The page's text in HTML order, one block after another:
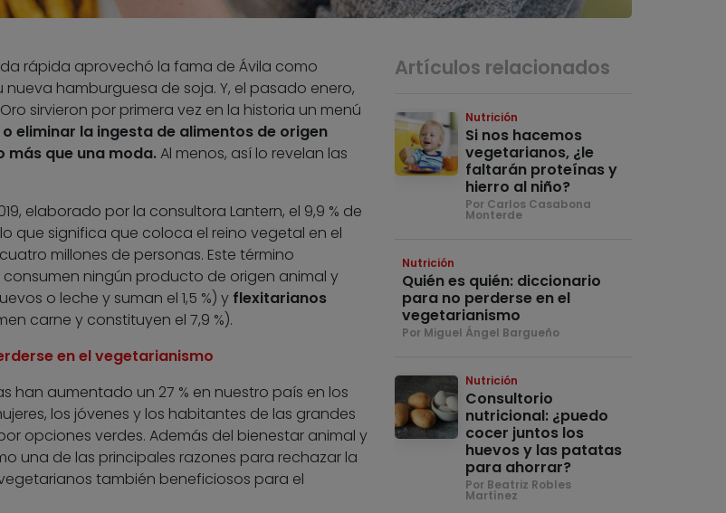
rápida aprovechó la fama de Ávila como
hamburguesa de soja. Y, el pasado enero,
sirvieron por primera vez en la historia un menú
eliminar la ingesta de alimentos de origen
más que una moda.Al menos, así lo revelan las
elaborado por la consultora Lantern, el 9,9 % de
que significa que coloca el reino vegetal en el
millones de personas. Este término
ningún producto de origen animal y
o leche y suman el 1,5 %) y flexitarianos
carne y constituyen el 7,9 %).
en el vegetarianismo
han aumentado un 27 % en nuestro país en los
los jóvenes y los habitantes de las grandes
opciones verdes. Además del bienestar animal y
una de las principales razones para rechazar la
también beneficiosos para el
Artículos relacionados
Nutrición
Si nos hacemos
vegetarianos, ¿le
faltarán proteínas y
hierro al niño?
Por Carlos Casabona
Monterde
Nutrición
Quién es quién: diccionario
para no perderse en el
vegetarianismo
Por Miguel Ángel Bargueño
Nutrición
Consultorio
nutricional: ¿puedo
cocer juntos los
huevos y las patatas
para ahorrar?
Por Beatriz Robles
Martínez